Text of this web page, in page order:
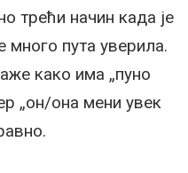
трећи начин када је
много пута уверила.
како има „пуно
„он/она мени увек